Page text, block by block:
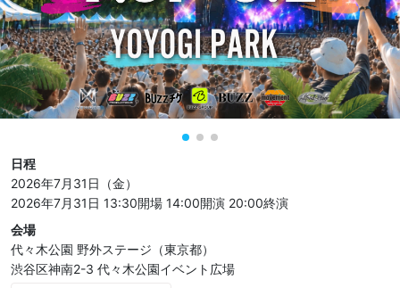
日程
2026年7月31日（金）
2026年7月31日 13:30開場 14:00開演 20:00終演
会場
代々木公園 野外ステージ（東京都）
渋谷区神南2-3 代々木公園イベント広場